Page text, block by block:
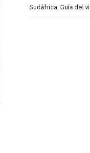
Sudáfrica. Guía del